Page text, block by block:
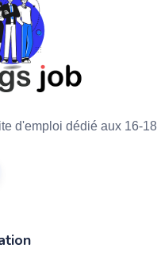
d'emploi dédié aux 16-